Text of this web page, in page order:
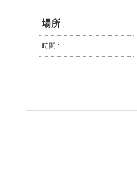
場所:
時間 :